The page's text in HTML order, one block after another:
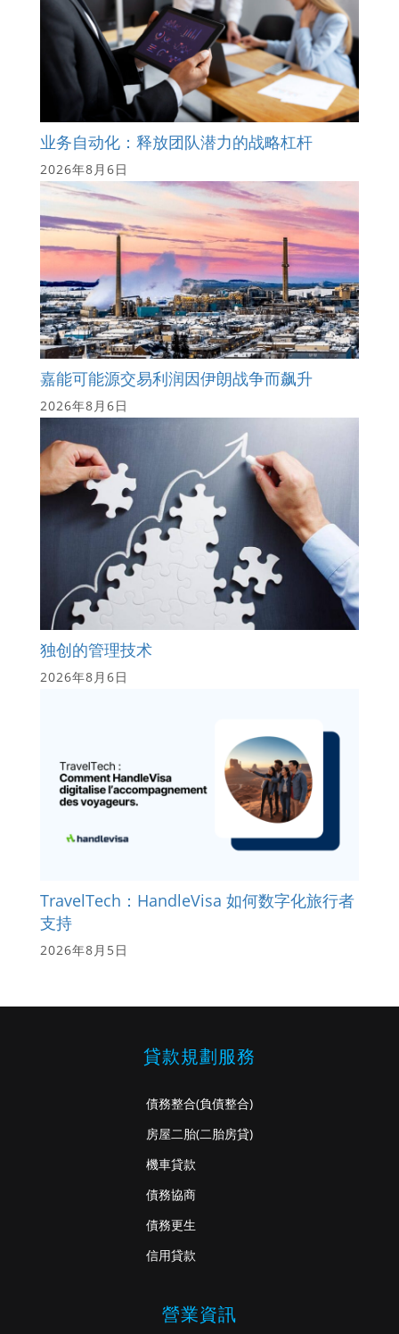
业务自动化：释放团队潜力的战略杠杆
2026年8月6日
嘉能可能源交易利润因伊朗战争而飙升
2026年8月6日
独创的管理技术
2026年8月6日
TravelTech：HandleVisa 如何数字化旅行者
支持
2026年8月5日
貸款規劃服務
債務整合(負債整合)
房屋二胎(二胎房貸)
機車貸款
債務協商
債務更生
信用貸款
營業資訊